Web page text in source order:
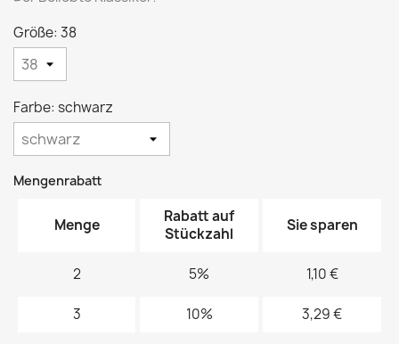
Größe: 38
Farbe: schwarz
Mengenrabatt
Menge
Rabatt auf
Stückzahl
Sie sparen
2 5% 1,10 €
3 10% 3,29 €